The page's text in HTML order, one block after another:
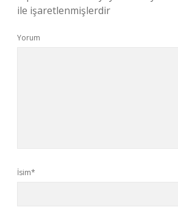
ile işaretlenmişlerdir
Yorum
İsim*